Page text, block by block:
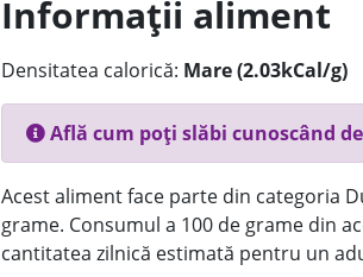
Informații aliment
Densitatea calorică: Mare (2.03kCal/g)
Află cum poți slăbi cunoscând
Acest aliment face parte din categoria
grame. Consumul a 100 de grame din
cantitatea zilnică estimată pentru un